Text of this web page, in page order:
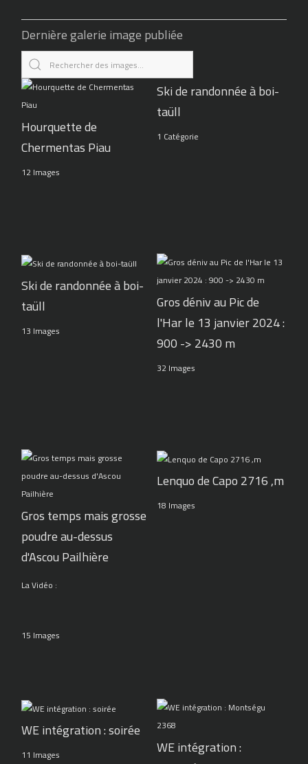
Dernière galerie image publiée
Hourquette de
Chermentas Piau
12 Images
Ski de randonnée à boi-
taüll
1 Catégorie
Ski de randonnée à boi-
taüll
13 Images
Gros déniv au Pic de
l'Har le 13 janvier 2024 :
900 -> 2430 m
32 Images
Gros temps mais grosse
poudre au-dessus
d'Ascou Pailhière
La Vidéo :
15 Images
Lenquo de Capo 2716 ,m
18 Images
WE intégration : soirée
11 Images
WE intégration :